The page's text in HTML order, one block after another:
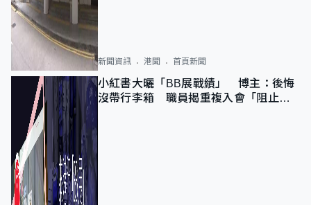
新聞資訊 港聞 首頁新聞
小紅書大曬「BB展戰績」 博主：後悔
沒帶行李箱 職員揭重複入會「阻止唔